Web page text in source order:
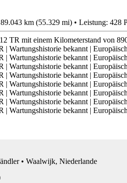
km (55.329 mi) • Leistung: 428
TR mit einem Kilometerstand von
• Waalwijk, Niederlande